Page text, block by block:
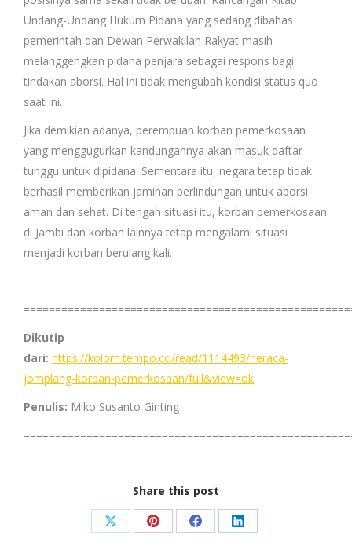
Undang-Undang Hukum Pidana yang sedang dibahas
pemerintah dan Dewan Perwakilan Rakyat masih
melanggengkan pidana penjara sebagai respons bagi
tindakan aborsi. Hal ini tidak mengubah kondisi status quo
saat ini.
Jika demikian adanya, perempuan korban pemerkosaan
yang menggugurkan kandungannya akan masuk daftar
tunggu untuk dipidana. Sementara itu, negara tetap tidak
berhasil memberikan jaminan perlindungan untuk aborsi
aman dan sehat. Di tengah situasi itu, korban pemerkosaan
di Jambi dan korban lainnya tetap mengalami situasi
menjadi korban berulang kali.
Dikutip
dari: https://kolom.tempo.co/read/1114493/neraca-
jomplang-korban-pemerkosaan/full&view=ok
Penulis: Miko Susanto Ginting
Share this post
Share Share Share Share